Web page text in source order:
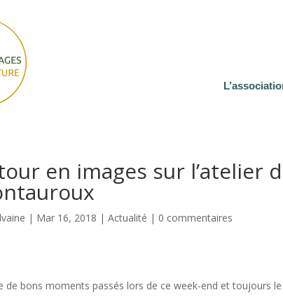
en images sur l’atelier
| Mar 16, 2018 |Actualité | 0 commentaires
de bons moments passés lors de ce week-end et toujours